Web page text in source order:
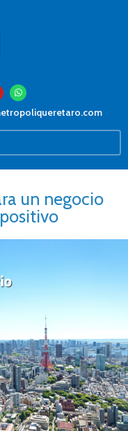
un negocio